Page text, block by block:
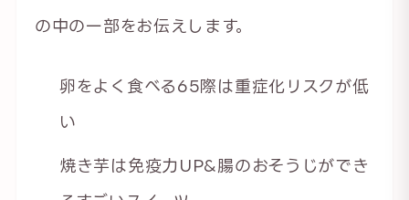
の中の一部をお伝えします。
卵をよく食べる65際は重症化リスクが低
い
焼き芋は免疫力UP&腸のおそうじができ